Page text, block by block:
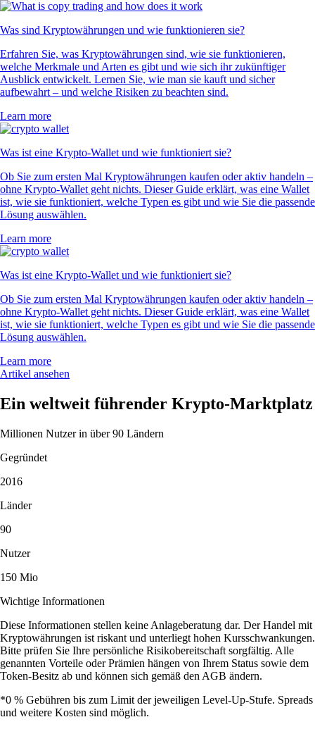
Was sind Kryptowährungen und wie funktionieren sie?
Erfahren Sie, was Kryptowährungen sind, wie sie funktionieren,
welche Merkmale und Arten es gibt und wie sich ihr zukünftiger
Ausblick entwickelt. Lernen Sie, wie man sie kauft und sicher
aufbewahrt – und welche Risiken zu beachten sind.
Learn more
Was ist eine Krypto-Wallet und wie funktioniert sie?
Ob Sie zum ersten Mal Kryptowährungen kaufen oder aktiv handeln –
ohne Krypto-Wallet geht nichts. Dieser Guide erklärt, was eine Wallet
ist, wie sie funktioniert, welche Typen es gibt und wie Sie die passende
Lösung auswählen.
Learn more
Was ist eine Krypto-Wallet und wie funktioniert sie?
Ob Sie zum ersten Mal Kryptowährungen kaufen oder aktiv handeln –
ohne Krypto-Wallet geht nichts. Dieser Guide erklärt, was eine Wallet
ist, wie sie funktioniert, welche Typen es gibt und wie Sie die passende
Lösung auswählen.
Learn more
Artikel ansehen
Ein weltweit führender Krypto-Marktplatz
Millionen Nutzer in über 90 Ländern
Gegründet
2016
Länder
90
Nutzer
150 Mio
Wichtige Informationen
Diese Informationen stellen keine Anlageberatung dar. Der Handel mit
Kryptowährungen ist riskant und unterliegt hohen Kursschwankungen.
Bitte prüfen Sie Ihre persönliche Risikobereitschaft sorgfältig. Alle
genannten Vorteile oder Prämien hängen von Ihrem Status sowie dem
Token-Besitz ab und können sich gemäß den AGB ändern.
*0 % Gebühren bis zum Limit der jeweiligen Level-Up-Stufe. Spreads
und weitere Kosten sind möglich.